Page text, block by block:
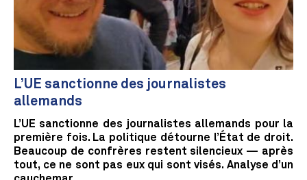
L’UE sanctionne des journalistes
allemands
L’UE sanctionne des journalistes allemands pour la
première fois. La politique détourne l’État de droit.
Beaucoup de confrères restent silencieux — après
tout, ce ne sont pas eux qui sont visés. Analyse d’un